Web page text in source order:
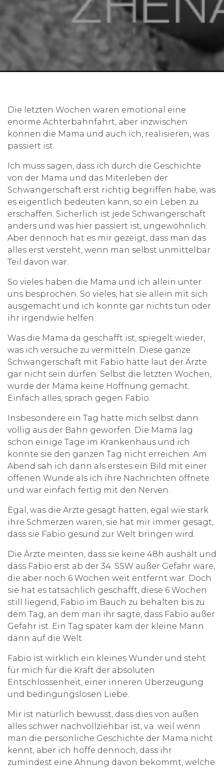
Die letzten Wochen waren emotional eine
enorme Achterbahnfahrt, aber inzwischen
können die Mama und auch ich, realisieren, was
passiert ist.
Ich muss sagen, dass ich durch die Geschichte
von der Mama und das Miterleben der
Schwangerschaft erst richtig begriffen habe, was
es eigentlich bedeuten kann, so ein Leben zu
erschaffen. Sicherlich ist jede Schwangerschaft
anders und was hier passiert ist, ungewöhnlich.
Aber dennoch hat es mir gezeigt, dass man das
alles erst versteht, wenn man selbst unmittelbar
Teil davon war.
So vieles haben die Mama und ich allein unter
uns besprochen. So vieles, hat sie allein mit sich
ausgemacht und ich konnte gar nichts tun oder
ihr irgendwie helfen.
Was die Mama da geschafft ist, spiegelt wieder,
was ich versuche zu vermitteln. Diese ganze
Schwangerschaft mit Fabio hätte laut der Ärzte
gar nicht sein dürfen. Selbst die letzten Wochen,
wurde der Mama keine Hoffnung gemacht.
Einfach alles, sprach gegen Fabio.
Insbesondere ein Tag hatte mich selbst dann
völlig aus der Bahn geworfen. Die Mama lag
schon einige Tage im Krankenhaus und ich
konnte sie den ganzen Tag nicht erreichen. Am
Abend sah ich dann als erstes ein Bild mit einer
offenen Wunde als ich ihre Nachrichten öffnete
und war einfach fertig mit den Nerven.
Egal, was die Ärzte gesagt hatten, egal wie stark
ihre Schmerzen waren, sie hat mir immer gesagt,
dass sie Fabio gesund zur Welt bringen wird.
Die Ärzte meinten, dass sie keine 48h aushält und
dass Fabio erst ab der 34. SSW außer Gefahr wäre,
die aber noch 6 Wochen weit entfernt war. Doch
sie hat es tatsächlich geschafft, diese 6 Wochen
still liegend, Fabio im Bauch zu behalten bis zu
dem Tag, an dem man ihr sagte, dass Fabio außer
Gefahr ist. Ein Tag später kam der kleine Mann
dann auf die Welt.
Fabio ist wirklich ein kleines Wunder und steht
für mich für die Kraft der absoluten
Entschlossenheit, einer inneren Überzeugung
und bedingungslosen Liebe.
Mir ist natürlich bewusst, dass dies von außen
alles schwer nachvollziehbar ist, v.a. weil wenn
man die persönliche Geschichte der Mama nicht
kennt, aber ich hoffe dennoch, dass ihr
zumindest eine Ahnung davon bekommt, welche